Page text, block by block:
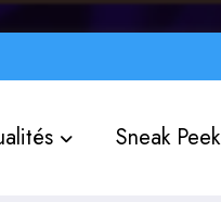
Sneak Peek